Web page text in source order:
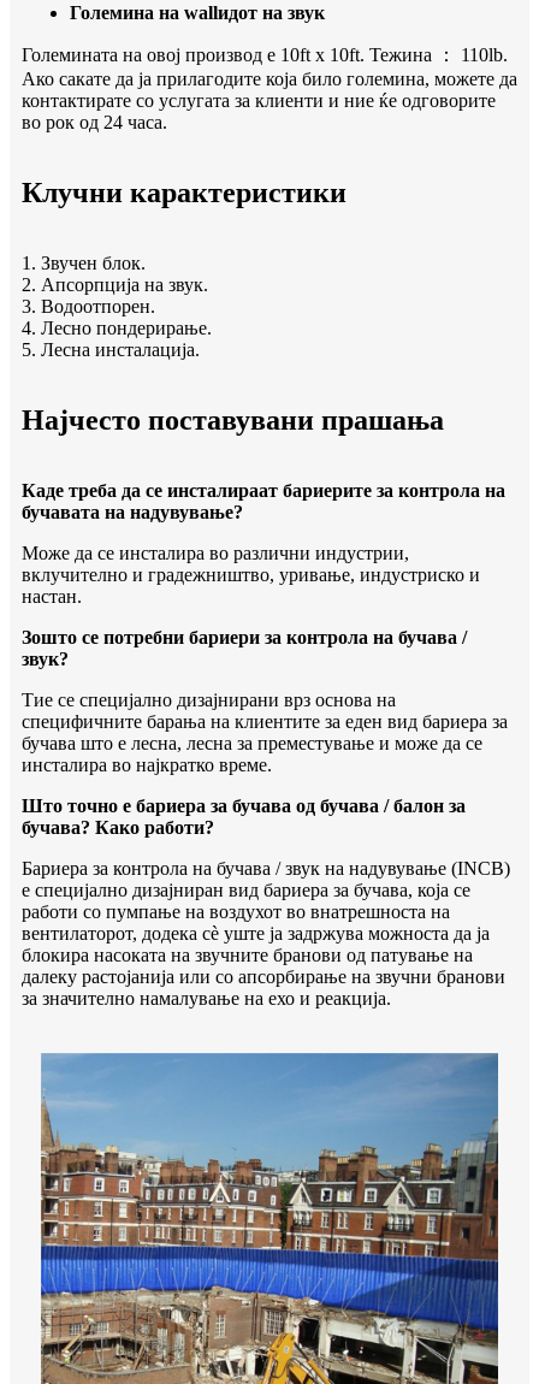
Големина на wallидот на звук
Големината на овој производ е 10ft x 10ft. Тежина ： 110lb.
Ако сакате да ја прилагодите која било големина, можете да
контактирате со услугата за клиенти и ние ќе одговорите
во рок од 24 часа.
Клучни карактеристики
1. Звучен блок.
2. Апсорпција на звук.
3. Водоотпорен.
4. Лесно пондерирање.
5. Лесна инсталација.
Најчесто поставувани прашања
Каде треба да се инсталираат бариерите за контрола на
бучавата на надувување?
Може да се инсталира во различни индустрии,
вклучително и градежништво, уривање, индустриско и
настан.
Зошто се потребни бариери за контрола на бучава /
звук?
Тие се специјално дизајнирани врз основа на
специфичните барања на клиентите за еден вид бариера за
бучава што е лесна, лесна за преместување и може да се
инсталира во најкратко време.
Што точно е бариера за бучава од бучава / балон за
бучава? Како работи?
Бариера за контрола на бучава / звук на надувување (INCB)
е специјално дизајниран вид бариера за бучава, која се
работи со пумпање на воздухот во внатрешноста на
вентилаторот, додека сè уште ја задржува можноста да ја
блокира насоката на звучните бранови од патување на
далеку растојанија или со апсорбирање на звучни бранови
за значително намалување на ехо и реакција.